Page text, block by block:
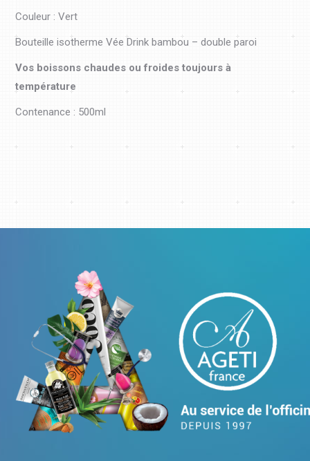
Couleur : Vert
Bouteille isotherme Vée Drink bambou – double paroi
Vos boissons chaudes ou froides toujours à
température
Contenance : 500ml